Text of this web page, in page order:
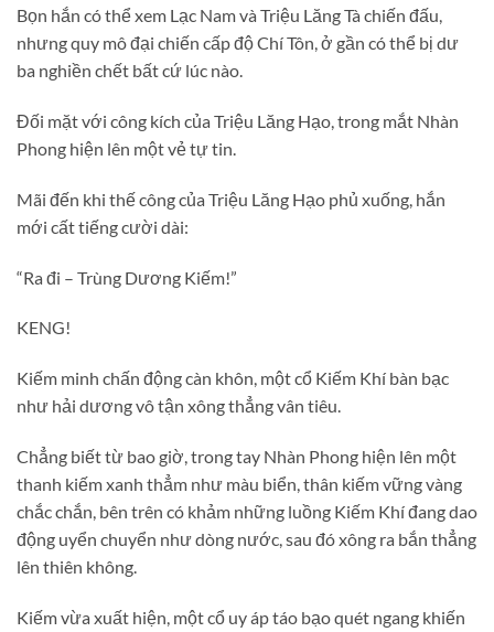
Bọn hắn có thể xem Lạc Nam và Triệu Lăng Tà chiến đấu,
nhưng quy mô đại chiến cấp độ Chí Tôn, ở gần có thể bị dư
ba nghiền chết bất cứ lúc nào.
Đối mặt với công kích của Triệu Lăng Hạo, trong mắt Nhàn
Phong hiện lên một vẻ tự tin.
Mãi đến khi thế công của Triệu Lăng Hạo phủ xuống, hắn
mới cất tiếng cười dài:
“Ra đi – Trùng Dương Kiếm!”
KENG!
Kiếm minh chấn động càn khôn, một cổ Kiếm Khí bàn bạc
như hải dương vô tận xông thẳng vân tiêu.
Chẳng biết từ bao giờ, trong tay Nhàn Phong hiện lên một
thanh kiếm xanh thẳm như màu biển, thân kiếm vững vàng
chắc chắn, bên trên có khảm những luồng Kiếm Khí đang dao
động uyển chuyển như dòng nước, sau đó xông ra bắn thẳng
lên thiên không.
Kiếm vừa xuất hiện, một cổ uy áp táo bạo quét ngang khiến